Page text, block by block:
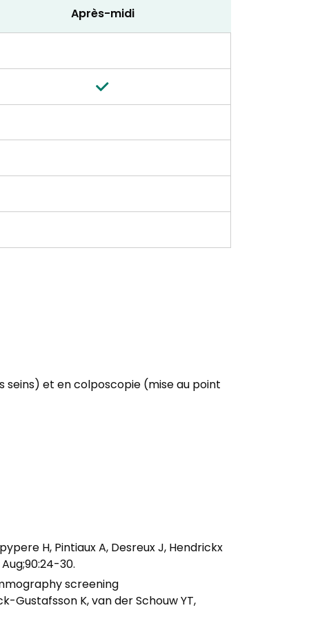
Après-midi
seins) et en colposcopie (mise au point
H, Pintiaux A, Desreux J, Hendrickx
30.
screening
Gustafsson K, van der Schouw YT,